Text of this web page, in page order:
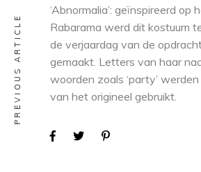
‘Abnormalia’: geïnspireerd op
Rabarama werd dit kostuum
de verjaardag van de
gemaakt. Letters van haar
woorden zoals ‘party’
van het origineel gebruikt.
PREVIOUS ARTICLE